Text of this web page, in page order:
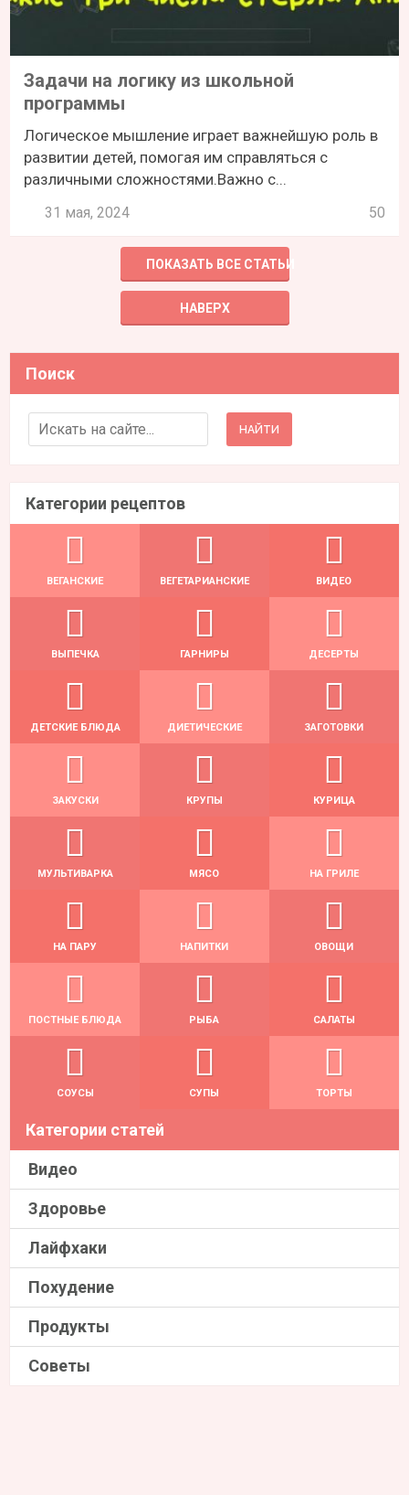
Задачи на логику из школьной
программы
Логическое мышление играет важнейшую роль в
развитии детей, помогая им справляться с
различными сложностями.Важно с...
31 мая, 2024 50
ПОКАЗАТЬ ВСЕ СТАТЬИ
НАВЕРХ
Поиск
Search for:
Категории рецептов
ВЕГАНСКИЕ ВЕГЕТАРИАНСКИЕ ВИДЕО
ВЫПЕЧКА ГАРНИРЫ ДЕСЕРТЫ
ДЕТСКИЕ БЛЮДА ДИЕТИЧЕСКИЕ ЗАГОТОВКИ
ЗАКУСКИ КРУПЫ КУРИЦА
МУЛЬТИВАРКА МЯСО НА ГРИЛЕ
НА ПАРУ НАПИТКИ ОВОЩИ
ПОСТНЫЕ БЛЮДА РЫБА САЛАТЫ
СОУСЫ СУПЫ ТОРТЫ
Категории статей
Видео
Здоровье
Лайфхаки
Похудение
Продукты
Советы